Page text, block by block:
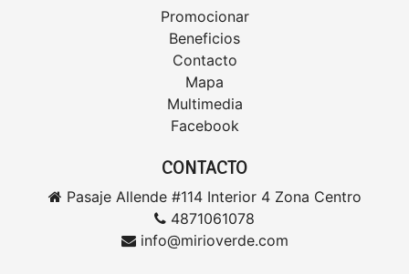
Promocionar
Beneficios
Contacto
Mapa
Multimedia
Facebook
CONTACTO
Pasaje Allende #114 Interior 4 Zona Centro
4871061078
info@mirioverde.com